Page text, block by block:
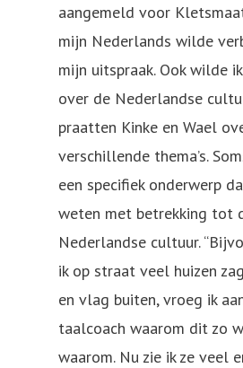
aangemeld voor
mijn Nederlands wilde
mijn uitspraak. Ook wilde
over de Nederlandse
praatten Kinke en Wael
verschillende thema’s.
een specifiek onderwerp
weten met betrekking tot
Nederlandse cultuur.
ik op straat veel huizen
en vlag buiten, vroeg ik
taalcoach waarom dit zo
waarom. Nu zie ik ze veel